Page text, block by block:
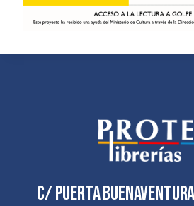
C/ Puerta